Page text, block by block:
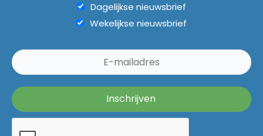
Dagelijkse nieuwsbrief
Wekelijkse nieuwsbrief